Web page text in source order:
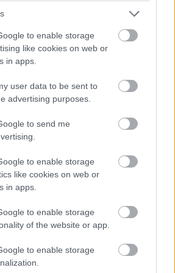
to enable storage
like cookies on web or
in apps.
user data to be sent to
advertising purposes.
to send me
to enable storage
like cookies on web or
in apps.
to enable storage
of the website or app.
to enable storage
majd a célba a P2 5-6. helyéért
Nagyon szép versenyt teljesített az
elismerést megérdemelnek.
lehetne, az Frijns 10 másodperces
utolsó kerékcserénél valamennyit
Guidi és Garcia között 50 másodperc
éppen-éppen lenullázhatja még, de
se lehet itt ledolgozni, ahogy a 100-at
1:40, lesz még 20 kör, ez